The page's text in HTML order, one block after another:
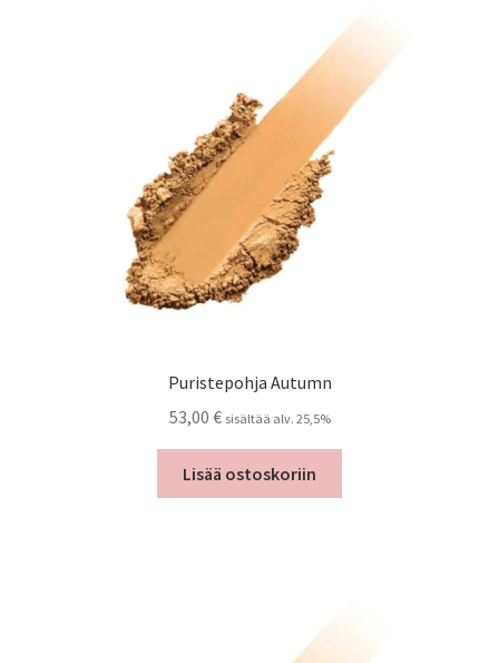
Puristepohja Autumn
53,00 € sisältää alv. 25,5%
Lisää ostoskoriin